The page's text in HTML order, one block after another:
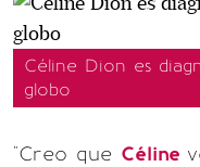
Céline Dion es
globo
"Creo que Céline